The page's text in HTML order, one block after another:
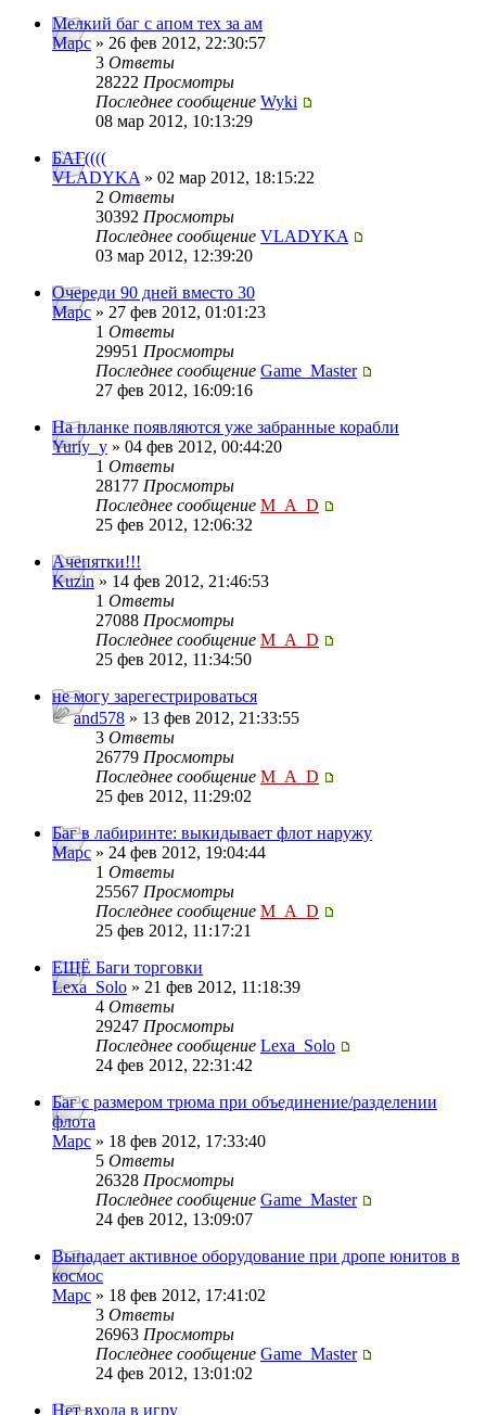
Мелкий баг с апом тех за ам
Mapc » 26 фев 2012, 22:30:57
3 Ответы
28222 Просмотры
Последнее сообщение Wyki
08 мар 2012, 10:13:29
БАГ((((
VLADYKA » 02 мар 2012, 18:15:22
2 Ответы
30392 Просмотры
Последнее сообщение VLADYKA
03 мар 2012, 12:39:20
Очереди 90 дней вместо 30
Mapc » 27 фев 2012, 01:01:23
1 Ответы
29951 Просмотры
Последнее сообщение Game_Master
27 фев 2012, 16:09:16
На планке появляются уже забранные корабли
Yuriy_y » 04 фев 2012, 00:44:20
1 Ответы
28177 Просмотры
Последнее сообщение M_A_D
25 фев 2012, 12:06:32
Ачепятки!!!
Kuzin » 14 фев 2012, 21:46:53
1 Ответы
27088 Просмотры
Последнее сообщение M_A_D
25 фев 2012, 11:34:50
не могу зарегестрироваться
and578 » 13 фев 2012, 21:33:55
3 Ответы
26779 Просмотры
Последнее сообщение M_A_D
25 фев 2012, 11:29:02
Баг в лабиринте: выкидывает флот наружу
Mapc » 24 фев 2012, 19:04:44
1 Ответы
25567 Просмотры
Последнее сообщение M_A_D
25 фев 2012, 11:17:21
ЕЩЁ Баги торговки
Lexa_Solo » 21 фев 2012, 11:18:39
4 Ответы
29247 Просмотры
Последнее сообщение Lexa_Solo
24 фев 2012, 22:31:42
Баг с размером трюма при объединение/разделении
флота
Mapc » 18 фев 2012, 17:33:40
5 Ответы
26328 Просмотры
Последнее сообщение Game_Master
24 фев 2012, 13:09:07
Выпадает активное оборудование при дропе юнитов в
космос
Mapc » 18 фев 2012, 17:41:02
3 Ответы
26963 Просмотры
Последнее сообщение Game_Master
24 фев 2012, 13:01:02
Нет входа в игру